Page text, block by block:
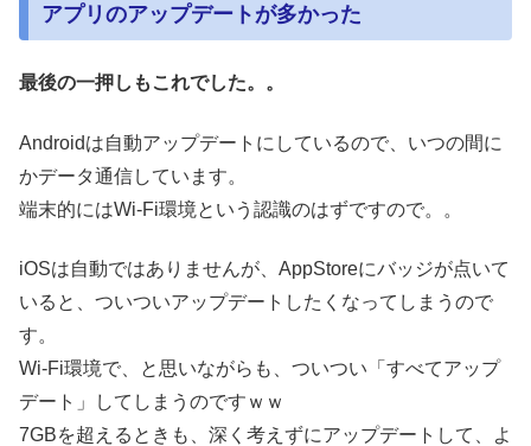
アプリのアップデートが多かった
最後の一押しもこれでした。。
Androidは自動アップデートにしているので、いつの間に
かデータ通信しています。
端末的にはWi-Fi環境という認識のはずですので。。
iOSは自動ではありませんが、AppStoreにバッジが点いて
いると、ついついアップデートしたくなってしまうので
す。
Wi-Fi環境で、と思いながらも、ついつい「すべてアップ
デート」してしまうのですｗｗ
7GBを超えるときも、深く考えずにアップデートして、よ